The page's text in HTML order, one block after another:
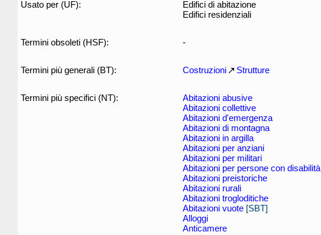
Usato per (UF):
Edifici di abitazione
Edifici residenziali
Termini obsoleti (HSF): -
Termini più generali (BT): Costruzioni Strutture
Termini più specifici (NT):
Abitazioni abusive
Abitazioni collettive
Abitazioni d'emergenza
Abitazioni di montagna
Abitazioni in argilla
Abitazioni per anziani
Abitazioni per militari
Abitazioni per persone con disabilità
Abitazioni preistoriche
Abitazioni rurali
Abitazioni trogloditiche
Abitazioni vuote [SBT]
Alloggi
Anticamere